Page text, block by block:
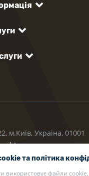
м.Київ, Україна, 01001
та політика
використовує файли